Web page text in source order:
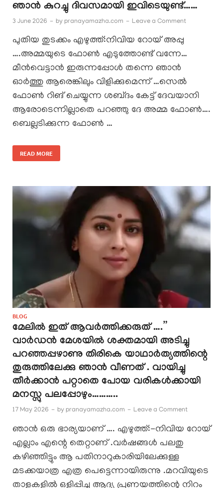
ഞാൻ കുറച്ചു ദിവസമായി ഇവിടെയുണ്ട്……
3 June 2026 - by pranayamazha.com - Leave a Comment
പുതിയ തുടക്കം എഴുത്ത്:നിവിയ റോയ് അപ്പു
….അമ്മയുടെ ഫോൺ എടുത്തോണ്ട് വന്നേ…
മീൻവെട്ടാൻ ഇരുന്നപ്പോൾ തന്നെ ഞാൻ
ഓർത്തു ആരെങ്കിലും വിളിക്കുമെന്ന് …സെൽ
ഫോൺ റിങ് ചെയ്യുന്ന ശബ്‌ദം കേട്ട് ദേവയാനി
ആരോടെന്നില്ലാതെ പറഞ്ഞു ദേ അമ്മ ഫോൺ….
ബെല്ലടിക്കുന്ന ഫോൺ …
READ MORE
BLOG
മേലിൽ ഇത് ആവർത്തിക്കരുത് ….”
വാർഡൻ മേശയിൽ ശക്തമായി അടിച്ചു
പറഞ്ഞപ്പഴാണു തിരികെ യാഥാർത്യത്തിന്റെ
തുരുത്തിലേക്കു ഞാൻ വീണത് . വായിച്ചു
തീർക്കാൻ പറ്റാതെ പോയ വരികൾക്കായി
മനസ്സു പലപ്പോഴും………..
17 May 2026 - by pranayamazha.com - Leave a Comment
ഞാൻ ഒരു ഭാര്യയാണ് …. എഴുത്ത്:-നിവിയ റോയ്
എല്ലാം എന്റെ തെറ്റാണ് .വർഷങ്ങൾ പലതു
കഴിഞ്ഞിട്ടും ആ പതിനാറുകാരിയിലേക്കുള്ള
മടക്കയാത്ര എത്ര പെട്ടെന്നായിരുന്നു .മറവിയുടെ
താളുകളിൽ ഒളിപ്പിച്ച ആദ്യ പ്രണയത്തിന്റെ നിറം